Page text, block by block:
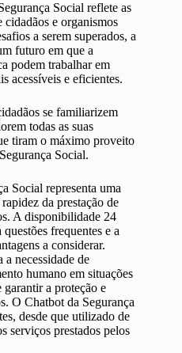
Social reflete as
cidadãos e organismos
a serem superados, a
futuro em que a
podem trabalhar em
acessíveis e eficientes.
se familiarizem
todas as suas
tiram o máximo proveito
Social.
Social representa uma
da prestação de
A disponibilidade 24
frequentes e a
a considerar.
necessidade de
humano em situações
garantir a proteção e
O Chatbot da Segurança
desde que utilizado de
serviços prestados pelos